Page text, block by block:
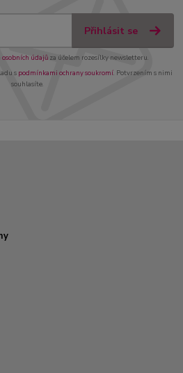
Přihlásit se
údajůza účelem rozesílky newsletteru.
s podmínkami ochrany soukromí. Potvrzením s nimi
souhlasíte.